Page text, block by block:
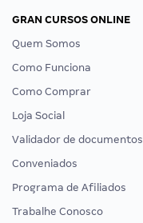
GRAN CURSOS ONLINE
Quem Somos
Como Funciona
Como Comprar
Loja Social
Validador de documentos
Conveniados
Programa de Afiliados
Trabalhe Conosco